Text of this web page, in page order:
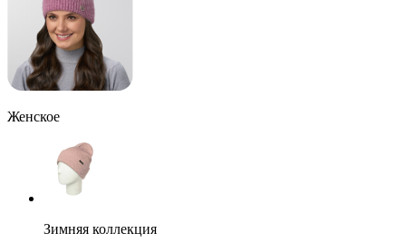
Женское
Зимняя коллекция